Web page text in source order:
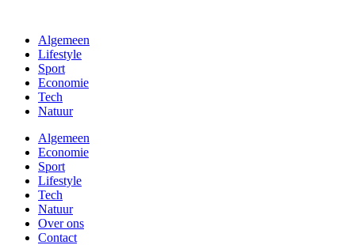
Algemeen
Lifestyle
Sport
Economie
Tech
Natuur
Algemeen
Economie
Sport
Lifestyle
Tech
Natuur
Over ons
Contact